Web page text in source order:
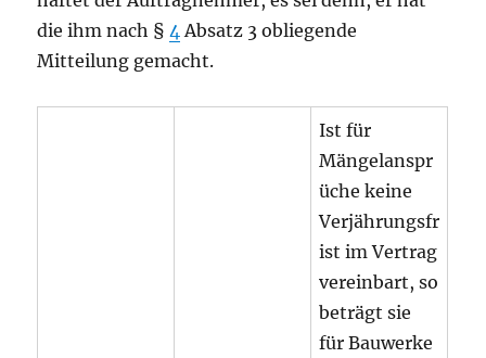
die ihm nach §4Absatz 3 obliegende
Mitteilung gemacht.
Ist für
Mängelanspr
üche keine
Verjährungsfr
ist im Vertrag
vereinbart, so
beträgt sie
für Bauwerke